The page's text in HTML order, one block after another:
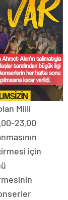
Milli
23.00
için